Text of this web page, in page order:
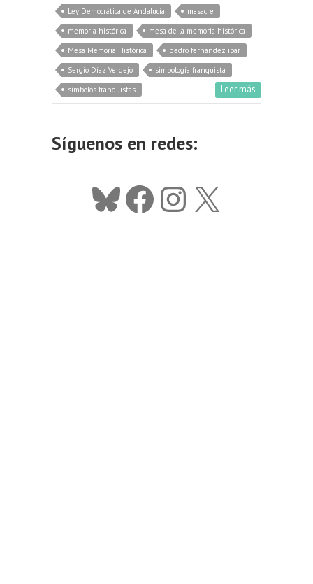
Ley Democrática de Andalucía
masacre
memoria histórica
mesa de la memoria histórica
Mesa Memoria Histórica
pedro fernandez ibar
Sergio Díaz Verdejo
simbología franquista
símbolos franquistas
Leer más
Síguenos en redes:
Bluesky
Facebook
Instagram
X